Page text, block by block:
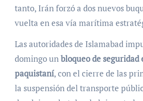
tanto, Irán forzó a dos nuevos
vuelta en esa vía marítima
Las autoridades de Islamabad
domingo unbloqueo de
paquistaní, con el cierre de las
la suspensión del transporte